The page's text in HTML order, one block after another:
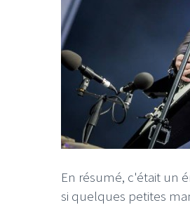
En résumé, c'était un
si quelques petites